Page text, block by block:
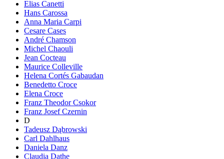
Elias Canetti
Hans Carossa
Anna Maria Carpi
Cesare Cases
André Chamson
Michel Chaouli
Jean Cocteau
Maurice Colleville
Helena Cortés Gabaudan
Benedetto Croce
Elena Croce
Franz Theodor Csokor
Franz Josef Czernin
D
Tadeusz Dąbrowski
Carl Dahlhaus
Daniela Danz
Claudia Dathe